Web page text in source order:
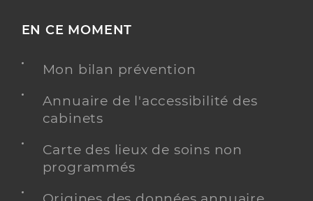
EN CE MOMENT
Mon bilan prévention
Annuaire de l'accessibilité des
cabinets
Carte des lieux de soins non
programmés